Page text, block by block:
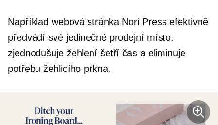
Například webová stránka Nori Press efektivně
předvádí své jedinečné prodejní místo:
zjednodušuje žehlení šetří čas a eliminuje
potřebu žehlicího prkna.